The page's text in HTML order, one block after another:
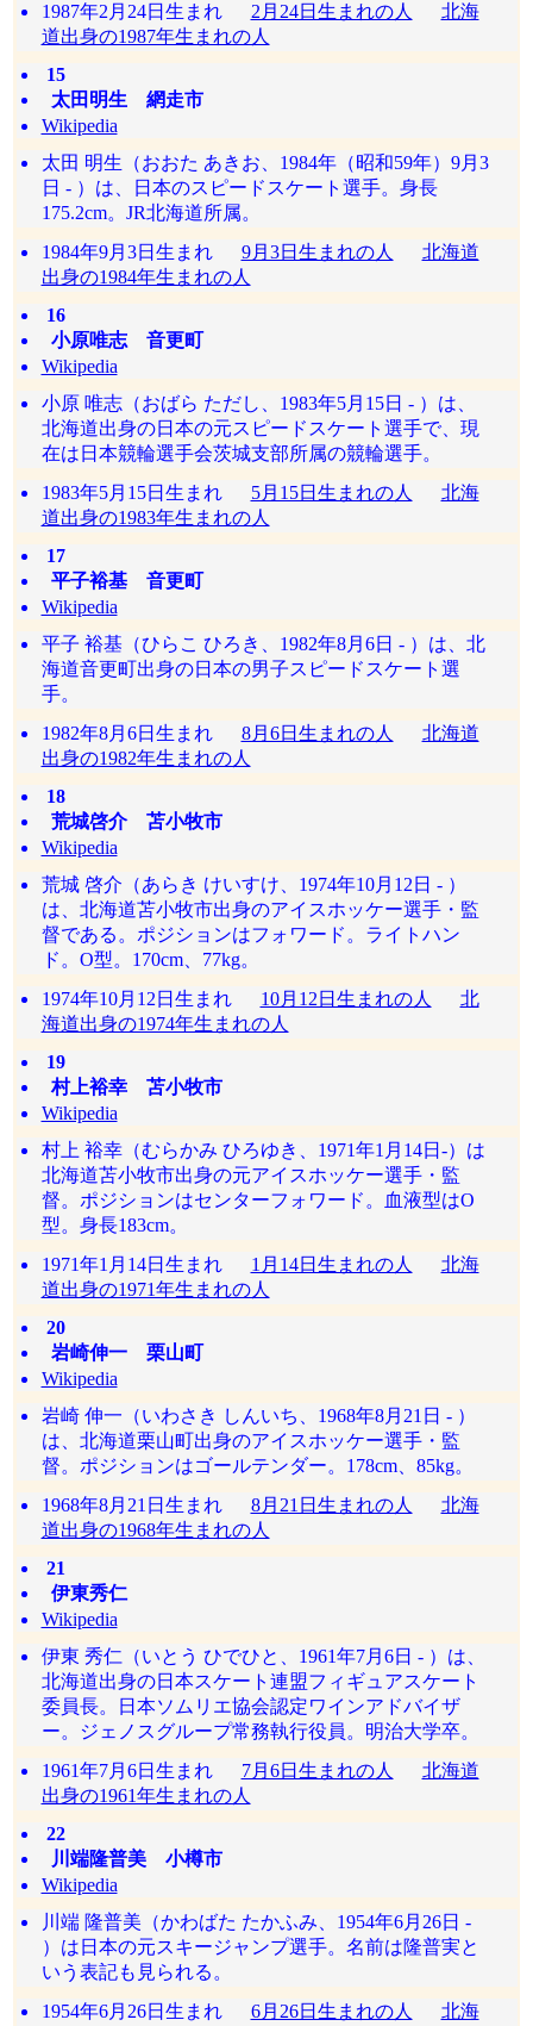
1987年2月24日生まれ 2月24日生まれの人
北海
道出身の1987年生まれの人
15
太田明生 網走市
Wikipedia
太田 明生（おおた あきお、1984年（昭和59年）9月3
日 - ）は、日本のスピードスケート選手。身長
175.2cm。JR北海道所属。
1984年9月3日生まれ 9月3日生まれの人
北海道
出身の1984年生まれの人
16
小原唯志 音更町
Wikipedia
小原 唯志（おばら ただし、1983年5月15日 - ）は、
北海道出身の日本の元スピードスケート選手で、現
在は日本競輪選手会茨城支部所属の競輪選手。
1983年5月15日生まれ 5月15日生まれの人
北海
道出身の1983年生まれの人
17
平子裕基 音更町
Wikipedia
平子 裕基（ひらこ ひろき、1982年8月6日 - ）は、北
海道音更町出身の日本の男子スピードスケート選
手。
1982年8月6日生まれ 8月6日生まれの人
北海道
出身の1982年生まれの人
18
荒城啓介 苫小牧市
Wikipedia
荒城 啓介（あらき けいすけ、1974年10月12日 - ）
は、北海道苫小牧市出身のアイスホッケー選手・監
督である。ポジションはフォワード。ライトハン
ド。O型。170cm、77kg。
1974年10月12日生まれ 10月12日生まれの人
北
海道出身の1974年生まれの人
19
村上裕幸 苫小牧市
Wikipedia
村上 裕幸（むらかみ ひろゆき、1971年1月14日-）は
北海道苫小牧市出身の元アイスホッケー選手・監
督。ポジションはセンターフォワード。血液型はO
型。身長183cm。
1971年1月14日生まれ 1月14日生まれの人
北海
道出身の1971年生まれの人
20
岩崎伸一 栗山町
Wikipedia
岩崎 伸一（いわさき しんいち、1968年8月21日 - ）
は、北海道栗山町出身のアイスホッケー選手・監
督。ポジションはゴールテンダー。178cm、85kg。
1968年8月21日生まれ 8月21日生まれの人
北海
道出身の1968年生まれの人
21
伊東秀仁
Wikipedia
伊東 秀仁（いとう ひでひと、1961年7月6日 - ）は、
北海道出身の日本スケート連盟フィギュアスケート
委員長。日本ソムリエ協会認定ワインアドバイザ
ー。ジェノスグループ常務執行役員。明治大学卒。
1961年7月6日生まれ 7月6日生まれの人
北海道
出身の1961年生まれの人
22
川端隆普美 小樽市
Wikipedia
川端 隆普美（かわばた たかふみ、1954年6月26日 -
）は日本の元スキージャンプ選手。名前は隆普実と
いう表記も見られる。
1954年6月26日生まれ 6月26日生まれの人 北海